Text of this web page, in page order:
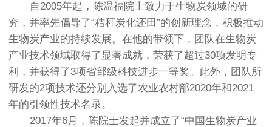
自2005年起，陈温福院士致力于生物炭领域的研
究，并率先倡导了“秸秆炭化还田”的创新理念，积极推动
生物炭产业的持续发展。在他的带领下，团队在生物炭
产业技术领域取得了显著成就，荣获了超过30项发明专
利，并获得了3项省部级科技进步一等奖。此外，团队所
研发的2项技术还分别入选了农业农村部2020年和2021
年的引领性技术名录。
2017年6月，陈院士发起并成立了“中国生物炭产业